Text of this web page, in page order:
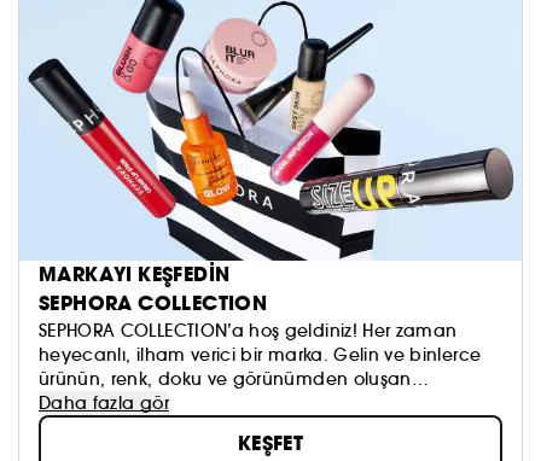
MARKAYI KEŞFEDİN
SEPHORA COLLECTION
SEPHORA COLLECTION’a hoş geldiniz! Her zaman
heyecanlı, ilham verici bir marka. Gelin ve binlerce
ürünün, renk, doku ve görünümden oluşan
koleksiyonumuzu keşfedin. Dilediğinizi sürmeye, kendi
güzellik anlayışınızı oluşturmaya ve hepsinden de
öte, aynada gördüklerinizi sevmeye çekinmeyin!
Daha fazla gör
KEŞFET